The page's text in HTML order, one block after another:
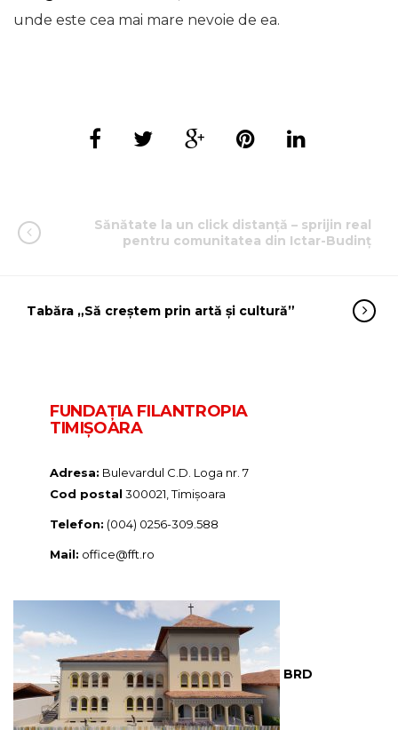
unde este cea mai mare nevoie de ea.
Sănătate la un click distanță – sprijin real
pentru comunitatea din Ictar-Budinț
Tabăra „Să creștem prin artă și cultură”
FUNDAŢIA FILANTROPIA
TIMIȘOARA
Adresa: Bulevardul C.D. Loga nr. 7
Cod postal 300021, Timișoara
Telefon: (004) 0256-309.588
Mail: office@fft.ro
BRD